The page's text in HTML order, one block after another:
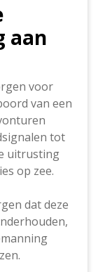
aan
voor
van een
tot
uitrusting
op zee.
dat deze